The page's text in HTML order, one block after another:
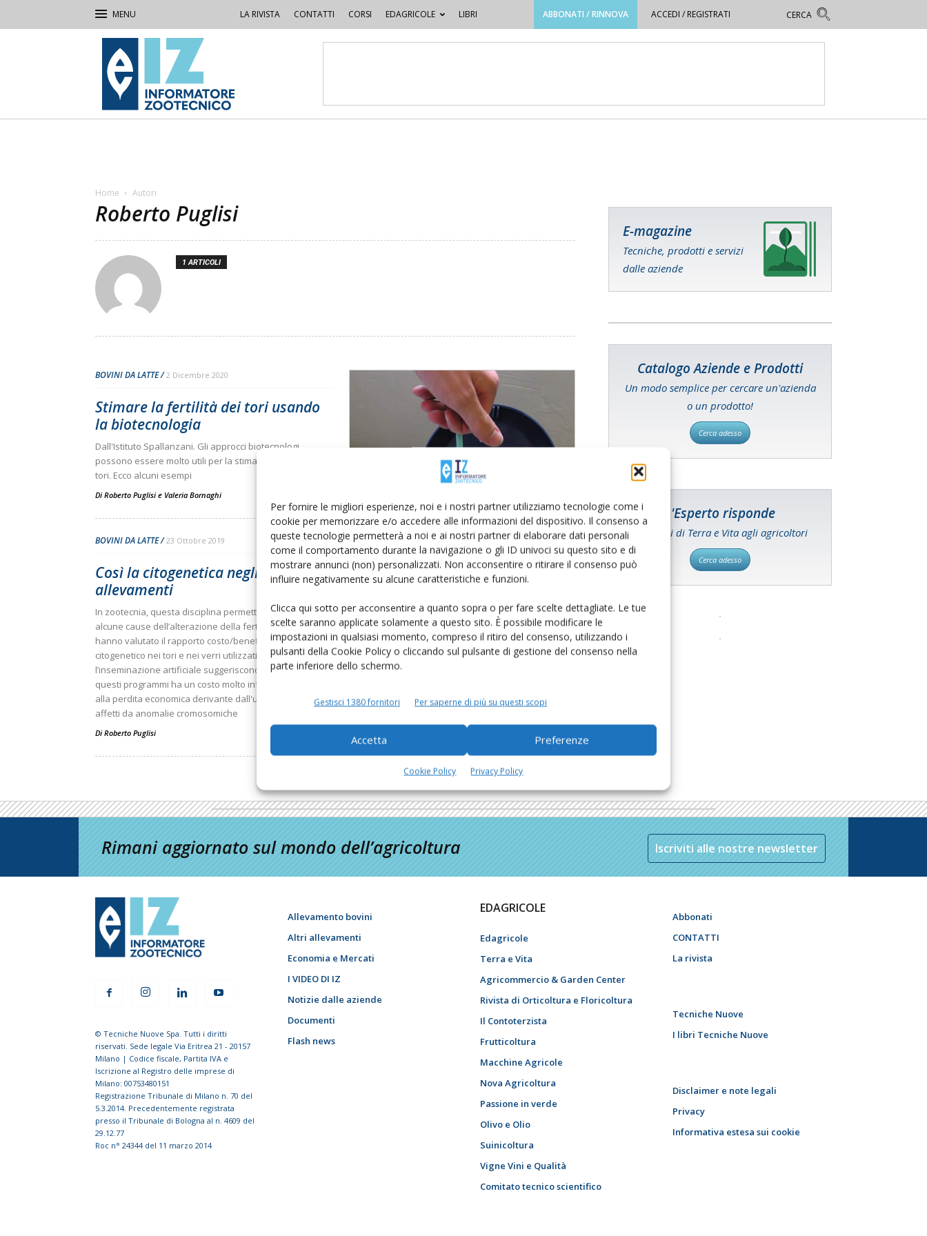
Per fornire le migliori esperienze, noi e i nostri partner utilizziamo tecnologie come i
cookie per memorizzare e/o accedere alle informazioni del dispositivo. Il consenso a
queste tecnologie permetterà a noi e ai nostri partner di elaborare dati personali
come il comportamento durante la navigazione o gli ID univoci su questo sito e di
mostrare annunci (non) personalizzati. Non acconsentire o ritirare il consenso può
influire negativamente su alcune caratteristiche e funzioni.
Clicca qui sotto per acconsentire a quanto sopra o per fare scelte dettagliate. Le tue
scelte saranno applicate solamente a questo sito. È possibile modificare le
impostazioni in qualsiasi momento, compreso il ritiro del consenso, utilizzando i
pulsanti della Cookie Policy o cliccando sul pulsante di gestione del consenso nella
parte inferiore dello schermo.
Gestisci 1380 fornitori Per saperne di più su questi scopi
Accetta Preferenze
Cookie Policy Privacy Policy
LA RIVISTA CONTATTI CORSI EDAGRICOLE LIBRI ABBONATI / RINNOVA ACCEDI / REGISTRATI
IZ
Informatore
Zootecnico
Home Autori
Roberto Puglisi
1 ARTICOLI
BOVINI DA LATTE 2 Dicembre 2020
Stimare la fertilità dei tori usando
la biotecnologia
Dall'Istituto Spallanzani. Gli approcci biotecnologi
possono essere molto utili per la stima della fertilità dei
tori. Ecco alcuni esempi
Di Roberto Puglisi e Valeria Bornaghi
BOVINI DA LATTE 23 Ottobre 2019
Così la citogenetica negli
allevamenti
In zootecnia, questa disciplina permette di identificare
alcune cause dell’alterazione della fertilità. E i lavori che
hanno valutato il rapporto costo/benefici dello screening
citogenetico nei tori e nei verri utilizzati per
l’inseminazione artificiale suggeriscono che investire in
questi programmi ha un costo molto inferiore rispetto
alla perdita economica derivante dall'uso di riproduttori
affetti da anomalie cromosomiche
Di Roberto Puglisi
E-magazine
Tecniche, prodotti e servizi
dalle aziende
Catalogo Aziende e Prodotti
Un modo semplice per cercare un'azienda
o un prodotto!
Cerca adesso
L'Esperto risponde
I consigli di Terra e Vita agli agricoltori
Cerca adesso
Rimani aggiornato sul mondo dell’agricoltura Iscriviti alle nostre newsletter
© Tecniche Nuove Spa. Tutti i diritti
riservati. Sede legale Via Eritrea 21 - 20157
Milano | Codice fiscale, Partita IVA e
Iscrizione al Registro delle imprese di
Milano: 00753480151
Registrazione Tribunale di Milano n. 70 del
5.3.2014. Precedentemente registrata
presso il Tribunale di Bologna al n. 4609 del
29.12.77
Roc n° 24344 del 11 marzo 2014
Allevamento bovini
Altri allevamenti
Economia e Mercati
I VIDEO DI IZ
Notizie dalle aziende
Documenti
Flash news
EDAGRICOLE
Edagricole
Terra e Vita
Agricommercio & Garden Center
Rivista di Orticoltura e Floricoltura
Il Contoterzista
Frutticoltura
Macchine Agricole
Nova Agricoltura
Passione in verde
Olivo e Olio
Suinicoltura
Vigne Vini e Qualità
Comitato tecnico scientifico
Abbonati
CONTATTI
La rivista
Tecniche Nuove
I libri Tecniche Nuove
Disclaimer e note legali
Privacy
Informativa estesa sui cookie